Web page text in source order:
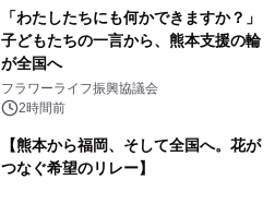
「わたしたちにも何かできますか？」
子どもたちの一言から、熊本支援の輪
が全国へ
フラワーライフ振興協議会
2時間前
【熊本から福岡、そして全国へ。花が
つなぐ希望のリレー】